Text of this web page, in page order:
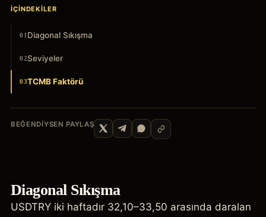
İÇINDEKILER
01 Diagonal Sıkışma
02Seviyeler
03TCMB Faktörü
BEĞENDIYSEN PAYLAŞ
Diagonal Sıkışma
USDTRY iki haftadır 32,10–33,50 arasında daralan